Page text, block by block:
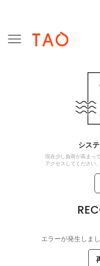
シス
現在少し負荷が高まっ
アクセスしてください
エラーが発生しま